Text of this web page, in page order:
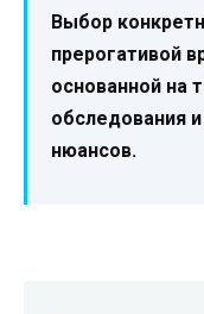
Выбор
прерогативой
основанной на
обследования
нюансов.